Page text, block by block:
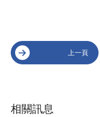
上一頁
相關訊息